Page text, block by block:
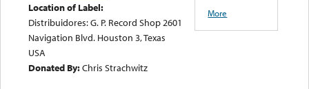
Location of Label:
Distribuidores: G. P. Record Shop 2601
Navigation Blvd. Houston 3, Texas
USA
Donated By:Chris Strachwitz
More